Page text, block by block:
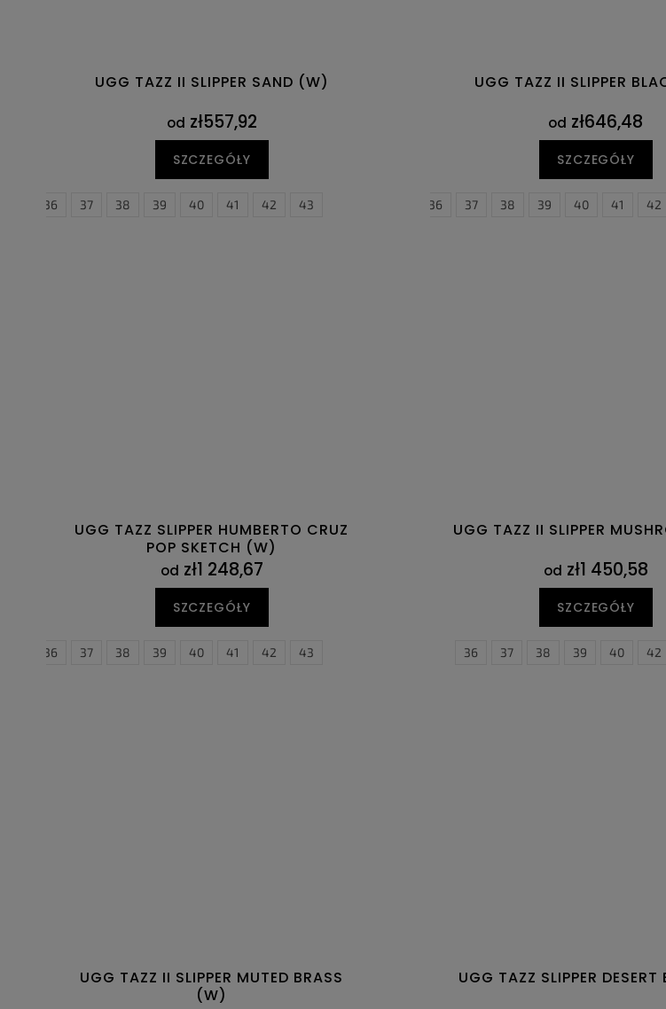
UGG TAZZ II SLIPPER SAND (W)
od zł557,92
SZCZEGÓŁY
36 37 38 39 40 41 42 43
UGG TAZZ II SLIPPER
od zł646,48
SZCZEGÓŁY
36 37 38 39 40 41 42
UGG TAZZ SLIPPER HUMBERTO CRUZ
POP SKETCH (W)
od zł1 248,67
SZCZEGÓŁY
36 37 38 39 40 41 42 43
UGG TAZZ II SLIPPER
od zł1 450,58
SZCZEGÓŁY
36 37 38 39 40 42
UGG TAZZ II SLIPPER MUTED BRASS
(W)
UGG TAZZ SLIPPER